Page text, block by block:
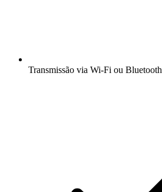
Transmissão via Wi-Fi ou Bluetooth